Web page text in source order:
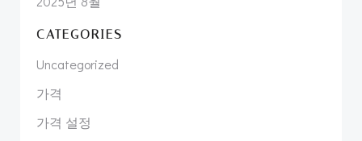
CATEGORIES
Uncategorized
가격
가격 설정